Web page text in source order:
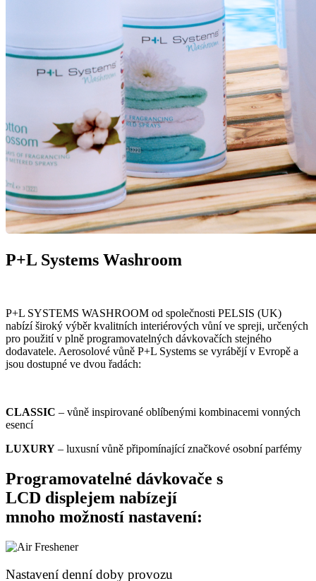
P+L Systems Washroom
P+L SYSTEMS WASHROOM od společnosti PELSIS (UK)
nabízí široký výběr kvalitních interiérových vůní ve spreji, určených
pro použití v plně programovatelných dávkovačích stejného
dodavatele. Aerosolové vůně P+L Systems se vyrábějí v Evropě a
jsou dostupné ve dvou řadách:
CLASSIC – vůně inspirované oblíbenými kombinacemi vonných
esencí
LUXURY – luxusní vůně připomínající značkové osobní parfémy
Programovatelné dávkovače s
LCD displejem nabízejí
mnoho možností nastavení:
Nastavení denní doby provozu